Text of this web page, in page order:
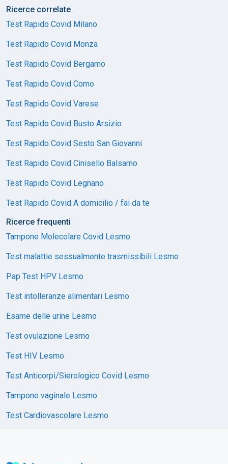
Ricerce correlate
Test Rapido Covid Milano
Test Rapido Covid Monza
Test Rapido Covid Bergamo
Test Rapido Covid Como
Test Rapido Covid Varese
Test Rapido Covid Busto Arsizio
Test Rapido Covid Sesto San Giovanni
Test Rapido Covid Cinisello Balsamo
Test Rapido Covid Legnano
Test Rapido Covid A domicilio / fai da te
Ricerce frequenti
Tampone Molecolare Covid Lesmo
Test malattie sessualmente trasmissibili Lesmo
Pap Test HPV Lesmo
Test intolleranze alimentari Lesmo
Esame delle urine Lesmo
Test ovulazione Lesmo
Test HIV Lesmo
Test Anticorpi/Sierologico Covid Lesmo
Tampone vaginale Lesmo
Test Cardiovascolare Lesmo